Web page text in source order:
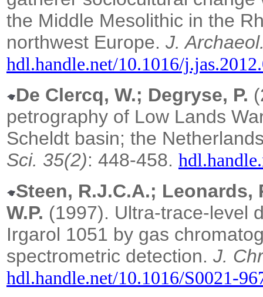
the Middle Mesolithic in the
northwest Europe. J.
hdl.handle.net/10.1016/
De Clercq, W.; Degryse, P.
petrography of Low Lands
Scheldt basin; the
Sci. 35(2): 448-458.
Steen, R.J.C.A.; Leonards,
W.P. (1997). Ultra-trace-level
Irgarol 1051 by gas
spectrometric detection. J.
hdl.handle.net/10.1016/S0021-